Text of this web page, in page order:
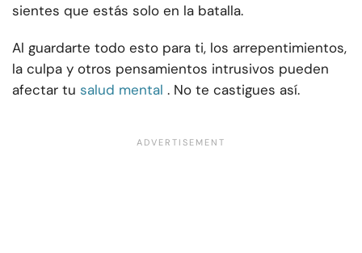
sientes que estás solo en la batalla.
Al guardarte todo esto para ti, los arrepentimientos,
la culpa y otros pensamientos intrusivos pueden
afectar tu salud mental . No te castigues así.